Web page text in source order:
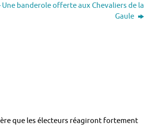
Une banderole offerte aux Chevaliers de la
Gaule
que les électeurs réagiront fortement